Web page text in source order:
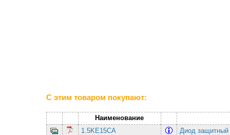
С этим товаром покупают:
Наименование
1.5KE15CA
Диод